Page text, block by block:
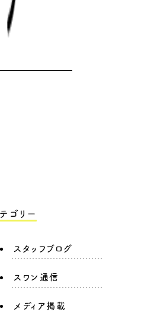
ゴリー
スタッフブログ
スワン通信
メディア掲載